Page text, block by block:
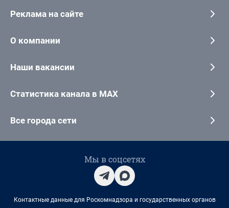
Реклама на сайте
О компании
Наши вакансии
Статистика канала в MAX
Все города сети
Мы в соцсетях
Контактные данные для Роскомнадзора и государственных органов